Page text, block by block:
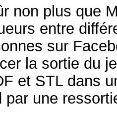
non plus que
entre
sur
la sortie du
et STL dans
par une